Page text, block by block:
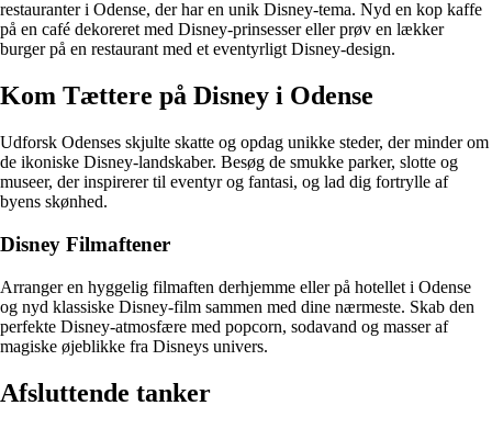
restauranter i Odense, der har en unik Disney-tema. Nyd en kop kaffe
på en café dekoreret med Disney-prinsesser eller prøv en lækker
burger på en restaurant med et eventyrligt Disney-design.
Kom Tættere på Disney i Odense
Udforsk Odenses skjulte skatte og opdag unikke steder, der minder om
de ikoniske Disney-landskaber. Besøg de smukke parker, slotte og
museer, der inspirerer til eventyr og fantasi, og lad dig fortrylle af
byens skønhed.
Disney Filmaftener
Arranger en hyggelig filmaften derhjemme eller på hotellet i Odense
og nyd klassiske Disney-film sammen med dine nærmeste. Skab den
perfekte Disney-atmosfære med popcorn, sodavand og masser af
magiske øjeblikke fra Disneys univers.
Afsluttende tanker